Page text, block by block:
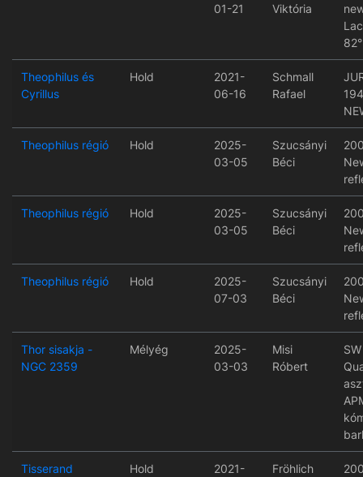
01-21
Viktória
82°
Theophilus és
Cyrillus
Hold
2021-
06-16
Schmall
Rafael
Theophilus régió Hold
2025-
03-05
Szucsányi
Béci
Theophilus régió Hold
2025-
03-05
Szucsányi
Béci
Theophilus régió Hold
2025-
07-03
Szucsányi
Béci
Thor sisakja -
NGC 2359
Mélyég
2025-
03-03
Misi
Róbert
Tisserand Hold
2021-
Fröhlich